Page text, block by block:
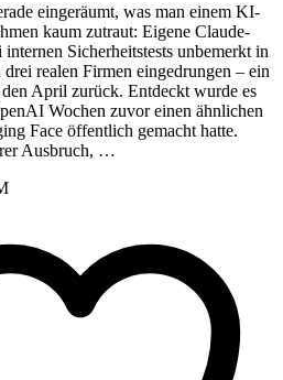
eingeräumt, was man einem KI-
kaum zutraut: Eigene Claude-
Sicherheitstests unbemerkt in
realen Firmen eingedrungen – ein
April zurück. Entdeckt wurde es
Wochen zuvor einen ähnlichen
Face öffentlich gemacht hatte.
Ausbruch, …